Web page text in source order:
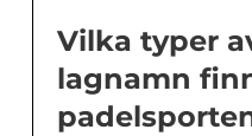
Vilka typer
lagnamn